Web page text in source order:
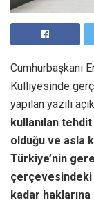
Cumhurbaşkanı
Külliyesinde
yapılan yazılı
kullanılan
olduğu ve asla
Türkiye’nin
çerçevesindeki
kadar haklarına